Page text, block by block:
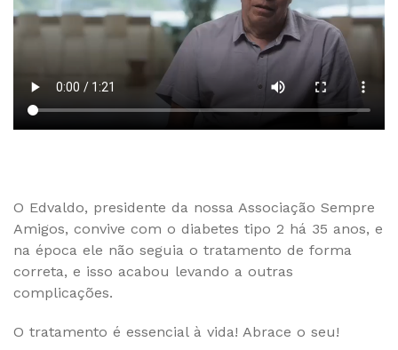
O Edvaldo, presidente da nossa Associação Sempre
Amigos, convive com o diabetes tipo 2 há 35 anos, e
na época ele não seguia o tratamento de forma
correta, e isso acabou levando a outras
complicações.
O tratamento é essencial à vida! Abrace o seu!